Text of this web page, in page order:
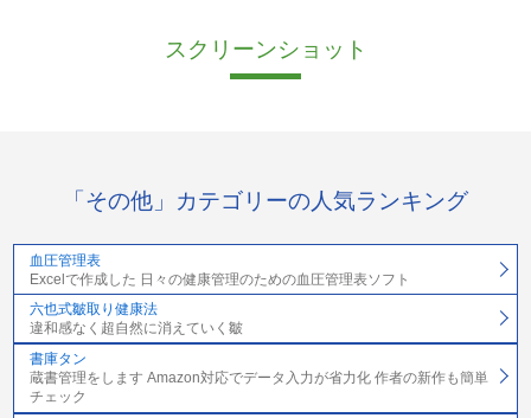
スクリーンショット
「その他」カテゴリーの人気ランキング
血圧管理表
Excelで作成した 日々の健康管理のための血圧管理表ソフト
六也式皺取り健康法
違和感なく超自然に消えていく皺
書庫タン
蔵書管理をします Amazon対応でデータ入力が省力化 作者の新作も簡単
チェック